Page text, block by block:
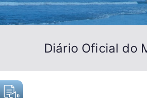
Diário Oficial do